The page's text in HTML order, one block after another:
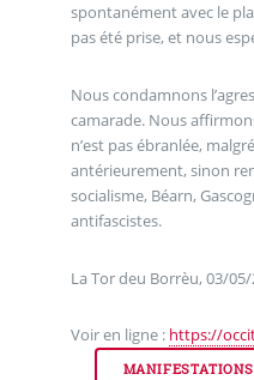
spontanément avec le
pas été prise, et nous
Nous condamnons
camarade. Nous
n’est pas ébranlée,
antérieurement, sinon
socialisme, Béarn,
antifascistes.
La Tor deu Borrèu, 03/05/
Voir en ligne : https://
MANIFESTATIONS